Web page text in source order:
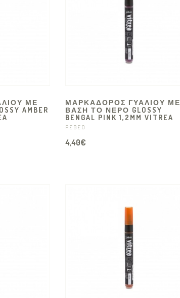
ΜΕ
AMBER
ΜΑΡΚΑΔΟΡΟΣ ΓΥΑΛΙΟΥ ΜΕ
ΒΑΣΗ ΤΟ ΝΕΡΟ GLOSSY
BENGAL PINK 1,2MM VITREA
PEBEO
4,40€